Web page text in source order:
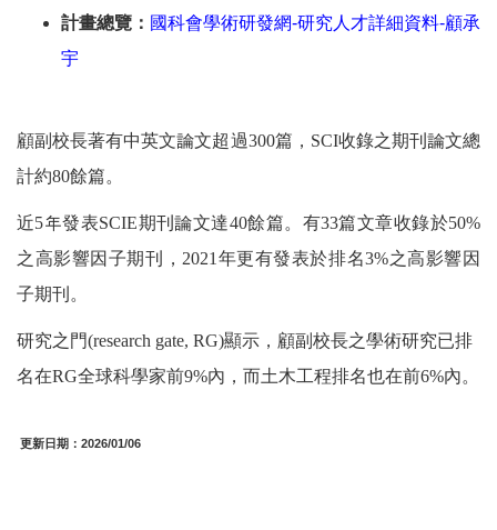
計畫總覽： 國科會學術研發網-研究人才詳細資料-顧承
宇
顧副校長著有中英文論文超過300篇， SCI收錄之期刊論文總
計約80餘篇。
近5年發表SCIE期刊論文達40餘篇。有33篇文章收錄於50%
之高影響因子期刊，2021年更有發表於排名3%之高影響因
子期刊。
研究之門(research gate, RG)顯示，顧副校長之學術研究已排
名在RG全球科學家前9%內，而土木工程排名也在前6%內。
更新日期： 2026/01/06